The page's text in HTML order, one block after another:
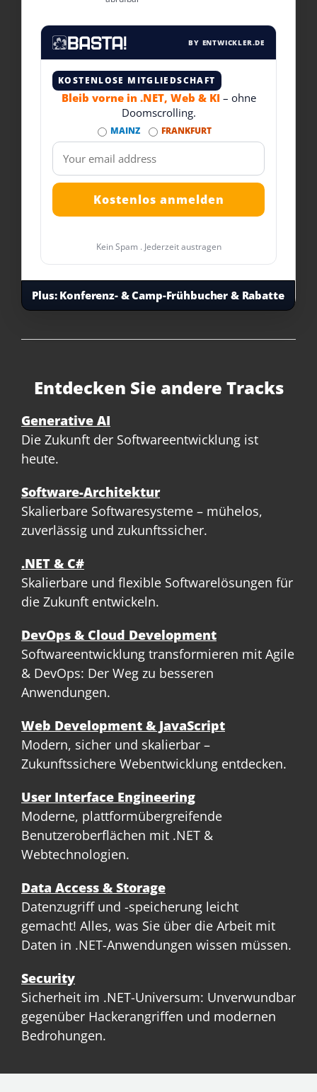
BY ENTWICKLER.DE
KOSTENLOSE MITGLIEDSCHAFT
Bleib vorne in .NET, Web & KI – ohne
Doomscrolling.
MAINZ FRANKFURT
Kein Spam . Jederzeit austragen
Plus:Konferenz- & Camp-Frühbucher & Rabatte
Entdecken Sie andere Tracks
Generative AI
Die Zukunft der Softwareentwicklung ist
heute.
Software-Architektur
Skalierbare Softwaresysteme – mühelos,
zuverlässig und zukunftssicher.
.NET & C#
Skalierbare und flexible Softwarelösungen für
die Zukunft entwickeln.
DevOps & Cloud Development
Softwareentwicklung transformieren mit Agile
& DevOps: Der Weg zu besseren
Anwendungen.
Web Development & JavaScript
Modern, sicher und skalierbar –
Zukunftssichere Webentwicklung entdecken.
User Interface Engineering
Moderne, plattformübergreifende
Benutzeroberflächen mit .NET &
Webtechnologien.
Data Access & Storage
Datenzugriff und -speicherung leicht
gemacht! Alles, was Sie über die Arbeit mit
Daten in .NET-Anwendungen wissen müssen.
Security
Sicherheit im .NET-Universum: Unverwundbar
gegenüber Hackerangriffen und modernen
Bedrohungen.